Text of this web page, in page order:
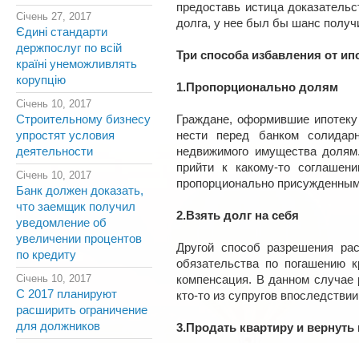
Січень 27, 2017
Єдині стандарти
держпослуг по всій
країні унеможливлять
корупцію
Січень 10, 2017
Строительному бизнесу
упростят условия
деятельности
Січень 10, 2017
Банк должен доказать,
что заемщик получил
уведомление об
увеличении процентов
по кредиту
Січень 10, 2017
С 2017 планируют
расширить ограничение
для должников
предоставь истица
долга, у нее был бы шанс
Три способа избавления от
1.Пропорционально долям
Граждане, оформившие
нести перед банком
недвижимого имущества
прийти к какому-то
пропорционально
2.Взять долг на себя
Другой способ разрешения
обязательства по погашению
компенсация. В данном случае
кто-то из супругов
3.Продать квартиру и вернуть